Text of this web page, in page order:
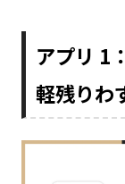
アプリ 1
軽残りわ